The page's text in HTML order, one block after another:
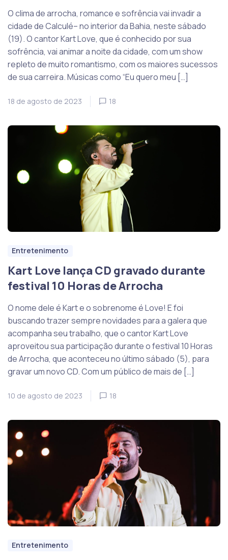
O clima de arrocha, romance e sofrência vai invadir a
cidade de Calculé– no interior da Bahia, neste sábado
(19). O cantor Kart Love, que é conhecido por sua
sofrência, vai animar a noite da cidade, com um show
repleto de muito romantismo, com os maiores sucessos
de sua carreira. Músicas como “Eu quero meu […]
18 de agosto de 2023 18
Entretenimento
Kart Love lança CD gravado durante
festival 10 Horas de Arrocha
O nome dele é Kart e o sobrenome é Love! E foi
buscando trazer sempre novidades para a galera que
acompanha seu trabalho, que o cantor Kart Love
aproveitou sua participação durante o festival 10 Horas
de Arrocha, que aconteceu no último sábado (5), para
gravar um novo CD. Com um público de mais de […]
10 de agosto de 2023 18
Entretenimento